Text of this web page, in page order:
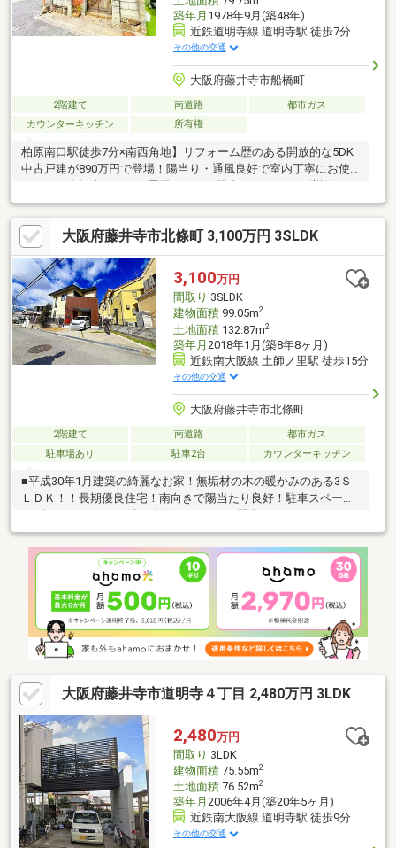
築年月 1978年9月(築48年)
近鉄道明寺線 道明寺駅 徒歩7分
その他の交通
大阪府藤井寺市船橋町
2階建て 南道路
都市ガス
カウンターキッチン
所有権
柏原南口駅徒歩7分×南西角地】リフォーム歴のある開放的な5DK
中古戸建が890万円で登場！陽当り・通風良好で室内丁寧にお使
能です！
大阪府藤井寺市北條町 3,100万円 3SLDK
3,100万円
間取り 3SLDK
建物面積99.05m2
土地面積132.87m2
築年月 2018年1月(築8年8ヶ月)
近鉄南大阪線 土師ノ里駅 徒歩15分
その他の交通
大阪府藤井寺市北條町
2階建て 南道路
都市ガス
駐車場あり
駐車2台 カウンターキッチン
■平成30年1月建築の綺麗なお家！無垢材の木の暖かみのある3Ｓ
ＬＤＫ！！長期優良住宅！南向きで陽当たり良好！駐車スペース
大阪府藤井寺市道明寺４丁目 2,480万円 3LDK
2,480万円
間取り 3LDK
建物面積75.55m2
土地面積76.52m2
築年月 2006年4月(築20年5ヶ月)
近鉄南大阪線 道明寺駅 徒歩9分
その他の交通